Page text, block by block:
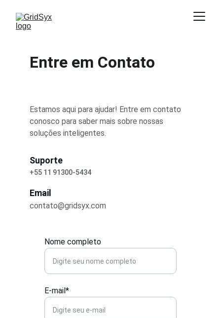
Entre em Contato
Estamos aqui para ajudar! Entre em contato
conosco para saber mais sobre nossas
soluções inteligentes.
Suporte
+55 11 91300-5434
Email
contato@gridsyx.com
Nome completo
E-mail*